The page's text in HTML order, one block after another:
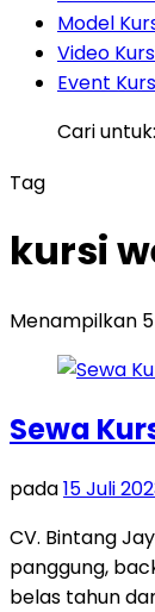
Model
Video
Event
Cari untuk:
Tag
kursi
Menampilkan
Sewa
pada15 Juli
CV. Bintang
panggung,
belas tahun